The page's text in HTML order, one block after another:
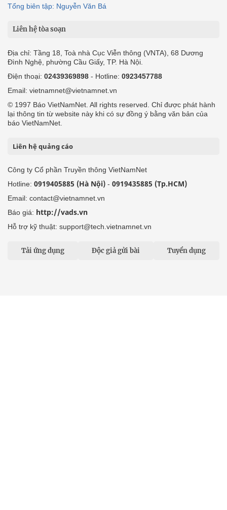
Tổng biên tập: Nguyễn Văn Bá
Liên hệ tòa soạn
Địa chỉ: Tầng 18, Toà nhà Cục Viễn thông (VNTA), 68 Dương
Đình Nghệ, phường Cầu Giấy, TP. Hà Nội.
Điện thoại: 02439369898 - Hotline: 0923457788
Email: vietnamnet@vietnamnet.vn
© 1997 Báo VietNamNet. All rights reserved. Chỉ được phát hành
lại thông tin từ website này khi có sự đồng ý bằng văn bản của
báo VietNamNet.
Liên hệ quảng cáo
Công ty Cổ phần Truyền thông VietNamNet
Hotline: 0919405885 (Hà Nội) - 0919435885 (Tp.HCM)
Email: contact@vietnamnet.vn
Báo giá: http://vads.vn
Hỗ trợ kỹ thuật: support@tech.vietnamnet.vn
Tải ứng dụng Độc giả gửi bài Tuyển dụng